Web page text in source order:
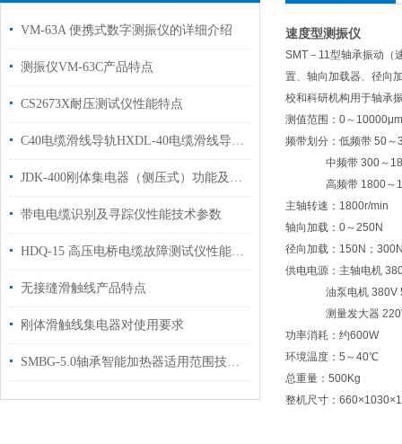
VM-63A 便携式数字测振仪的详细介绍
测振仪VM-63C产品特点
CS2673X耐压测试仪性能特点
C40电缆滑线导轨HXDL-40电缆滑线导轨产品介绍
JDK-400刚体集电器（侧压式）功能及其参数
带电电缆识别及寻踪仪性能技术参数
HDQ-15 高压电桥电缆故障测试仪性能特点
无接缝滑触线产品特点
刚体滑触线集电器对使用要求
SMBG-5.0轴承智能加热器适用范围技术参数
速度型测振仪
SMT－11型轴承振动（
置、轴向加载器、径向
校和科研机构用于轴承
测值范围：0～
频带划分：低频带 50～
中频带 300～
高频带 1800～
主轴转速：1800r/min
轴向加载：0～250N
径向加载：150N；
供电电源：主轴电机
油泵电机 380V
测量发大器
功率消耗：约600W
环境温度：5～40℃
总重量：500Kg
整机尺寸：